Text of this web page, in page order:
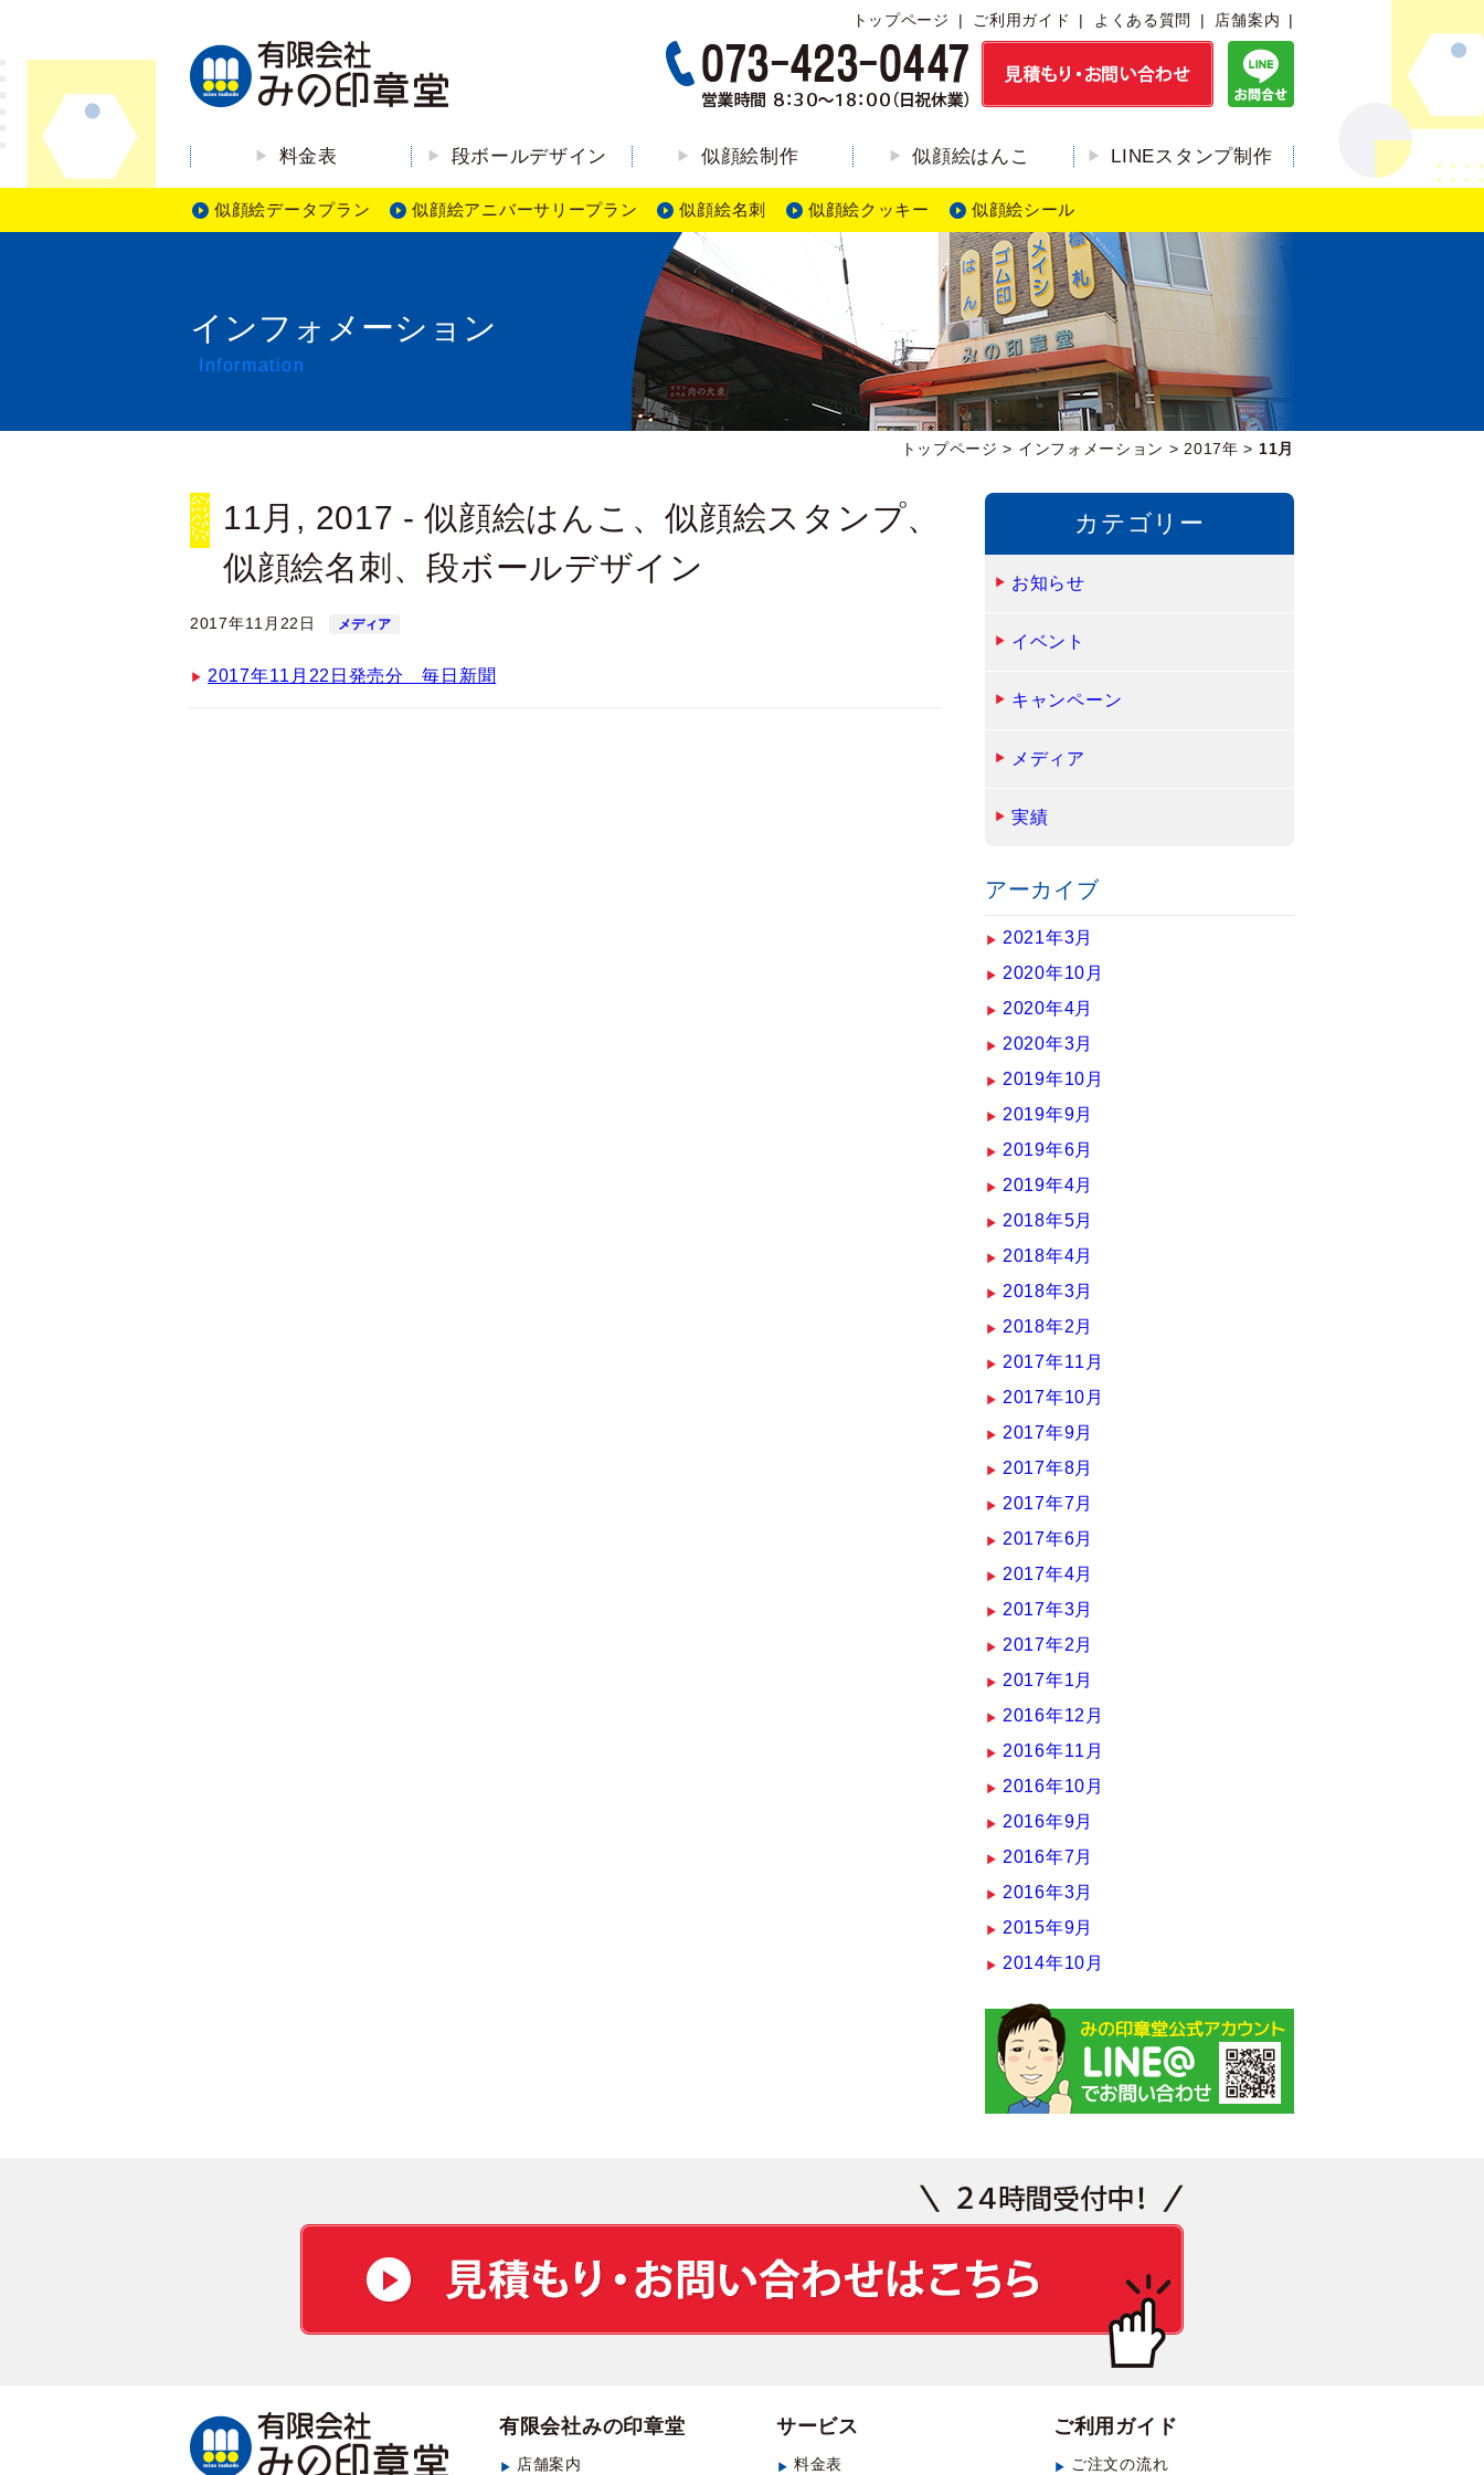
トップページ ご利用ガイド よくある質問 店舗案内
料金表 段ボールデザイン 似顔絵制作 似顔絵はんこ LINEスタンプ制作
似顔絵データプラン 似顔絵アニバーサリープラン 似顔絵名刺 似顔絵クッキー 似顔絵シール
インフォメーション
Information
トップページ > インフォメーション > 2017年 > 11月
11月, 2017 - 似顔絵はんこ、似顔絵スタンプ、
似顔絵名刺、段ボールデザイン
2017年11月22日 メディア
2017年11月22日発売分 毎日新聞
カテゴリー
お知らせ
イベント
キャンペーン
メディア
実績
アーカイブ
2021年3月
2020年10月
2020年4月
2020年3月
2019年10月
2019年9月
2019年6月
2019年4月
2018年5月
2018年4月
2018年3月
2018年2月
2017年11月
2017年10月
2017年9月
2017年8月
2017年7月
2017年6月
2017年4月
2017年3月
2017年2月
2017年1月
2016年12月
2016年11月
2016年10月
2016年9月
2016年7月
2016年3月
2015年9月
2014年10月
有限会社みの印章堂
店舗案内
サービス
料金表
ご利用ガイド
ご注文の流れ